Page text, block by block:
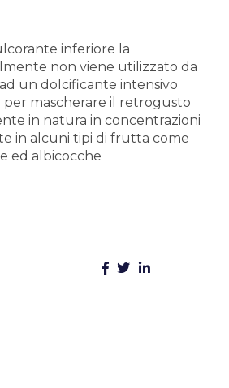
inferiore la
non viene utilizzato da
un dolcificante intensivo
per mascherare il retrogusto
in natura in concentrazioni
in alcuni tipi di frutta come
ed albicocche